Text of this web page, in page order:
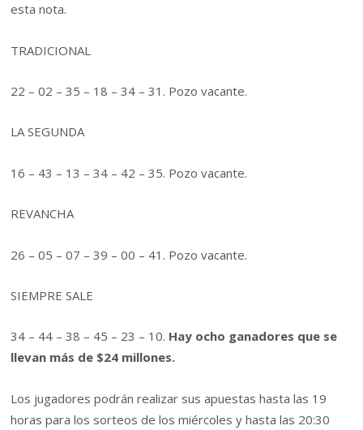
esta nota.
TRADICIONAL
22 – 02 – 35 – 18 – 34 – 31. Pozo vacante.
LA SEGUNDA
16 – 43 – 13 – 34 – 42 – 35. Pozo vacante.
REVANCHA
26 – 05 – 07 – 39 – 00 – 41. Pozo vacante.
SIEMPRE SALE
34 – 44 – 38 – 45 – 23 – 10. Hay ocho ganadores que se
llevan más de $24 millones.
Los jugadores podrán realizar sus apuestas hasta las 19
horas para los sorteos de los miércoles y hasta las 20:30